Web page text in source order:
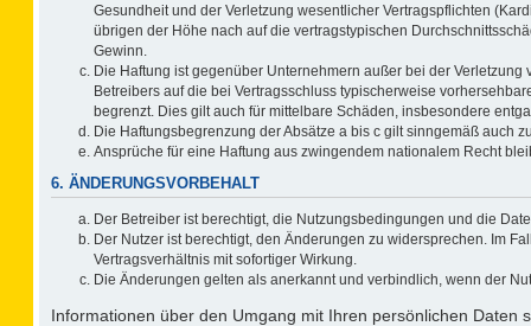
Gesundheit und der Verletzung wesentlicher Vertragspflichten
übrigen der Höhe nach auf die vertragstypischen
Gewinn.
Die Haftung ist gegenüber Unternehmern außer bei der
Betreibers auf die bei Vertragsschluss typischerweise
begrenzt. Dies gilt auch für mittelbare Schäden, insbesondere
Die Haftungsbegrenzung der Absätze a bis c gilt sinngemäß auch
Ansprüche für eine Haftung aus zwingendem nationalem Recht
6. ÄNDERUNGSVORBEHALT
Der Betreiber ist berechtigt, die Nutzungsbedingungen und die
Der Nutzer ist berechtigt, den Änderungen zu widersprechen. Im
Vertragsverhältnis mit sofortiger Wirkung.
Die Änderungen gelten als anerkannt und verbindlich, wenn der
Informationen über den Umgang mit Ihren persönlichen Daten